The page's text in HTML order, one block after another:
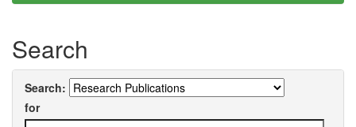
Search
Search:
for